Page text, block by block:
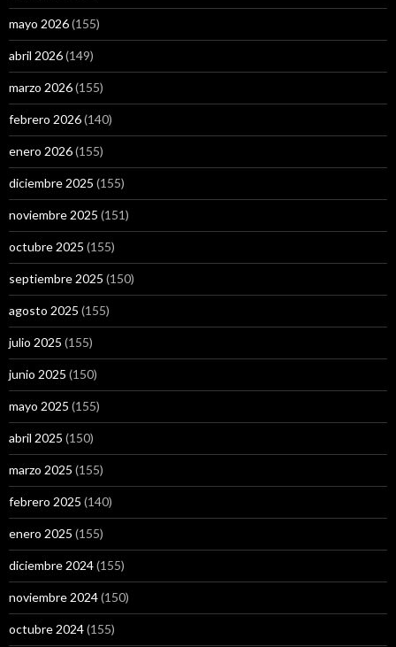
mayo 2026(155)
abril 2026(149)
marzo 2026(155)
febrero 2026(140)
enero 2026(155)
diciembre 2025 (155)
noviembre 2025 (151)
octubre 2025 (155)
septiembre 2025 (150)
agosto 2025 (155)
julio 2025 (155)
junio 2025 (150)
mayo 2025 (155)
abril 2025 (150)
marzo 2025 (155)
febrero 2025 (140)
enero 2025 (155)
diciembre 2024(155)
noviembre 2024(150)
octubre 2024(155)